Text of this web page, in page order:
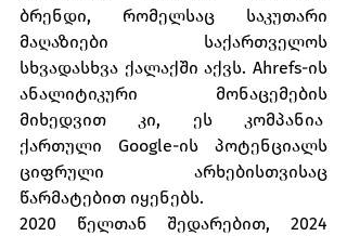
ბრენდი, რომელსაც საკუთარი
მაღაზიები საქართველოს
სხვადასხვა ქალაქში აქვს. Ahrefs-ის
ანალიტიკური მონაცემების
მიხედვით კი, ეს კომპანია
ქართული Google-ის პოტენციალს
ციფრული არხებისთვისაც
წარმატებით იყენებს.
2020 წელთან შედარებით, 2024